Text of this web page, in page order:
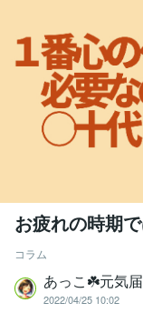
お疲れの時期
コラム
あっこ☘️元気
2022/04/25 10:02